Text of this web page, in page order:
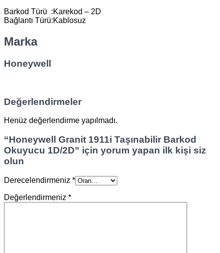
Barkod Türü :Karekod – 2D
Bağlantı Türü:Kablosuz
Marka
Honeywell
Değerlendirmeler
Henüz değerlendirme yapılmadı.
“Honeywell Granit 1911i Taşınabilir Barkod
Okuyucu 1D/2D” için yorum yapan ilk kişi siz
olun
Derecelendirmeniz *
Değerlendirmeniz *